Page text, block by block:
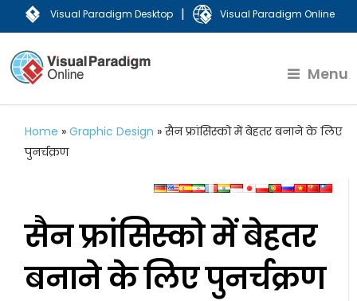
Visual Paradigm Desktop | Visual Paradigm Online
Menu
Home »Graphic Design »सैन फ्रांसिस्को में बेहतर बनाने के लिए
पुनर्चक्रण
सैन फ्रांसिस्को में बेहतर
बनाने के लिए पुनर्चक्रण